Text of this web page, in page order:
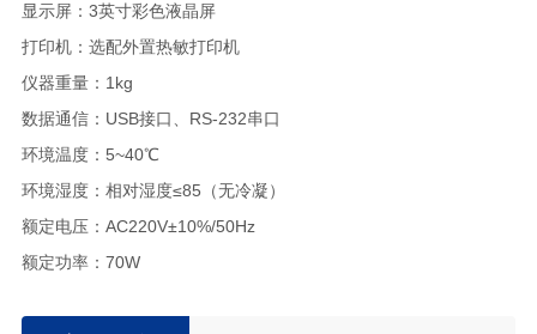
显示屏：3英寸彩色液晶屏
打印机：选配外置热敏打印机
仪器重量：1kg
数据通信：USB接口、RS-232串口
环境温度：5~40℃
环境湿度：相对湿度≤85（无冷凝）
额定电压：AC220V±10%/50Hz
额定功率：70W